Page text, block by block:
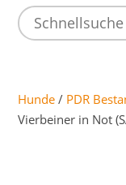
Hunde / PDR
Vierbeiner in Not